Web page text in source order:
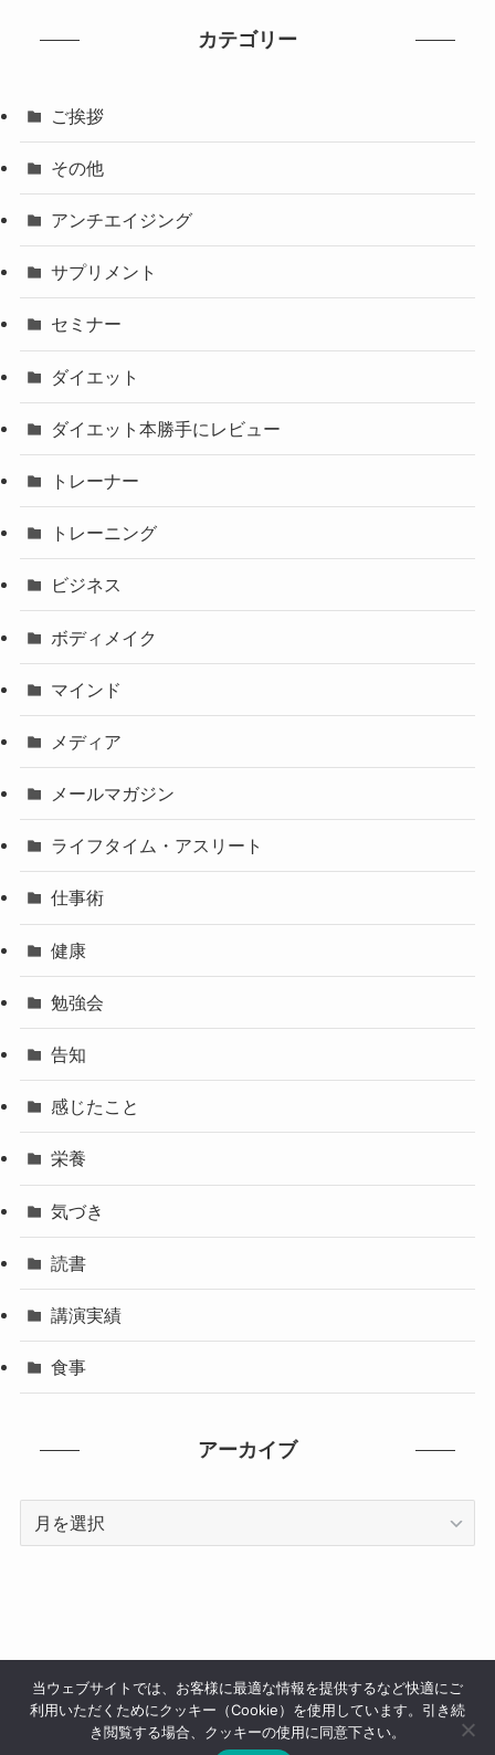
カテゴリー
ご挨拶
その他
アンチエイジング
サプリメント
セミナー
ダイエット
ダイエット本勝手にレビュー
トレーナー
トレーニング
ビジネス
ボディメイク
マインド
メディア
メールマガジン
ライフタイム・アスリート
仕事術
健康
勉強会
告知
感じたこと
栄養
気づき
読書
講演実績
食事
アーカイブ
サイトマップ メディア掲載 講演実績 お問い合わせ
当ウェブサイトでは、お客様に最適な情報を提供するなど快適にご
利用いただくためにクッキー（Cookie）を使用しています。引き続
き閲覧する場合、クッキーの使用に同意下さい。